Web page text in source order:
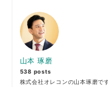
山本 琢磨
538 posts
株式会社オレコンの山本琢